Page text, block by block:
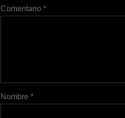
Comentario*
Nombre*